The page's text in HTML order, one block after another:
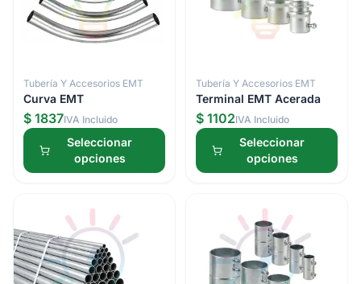
Tubería Y Accesorios EMT
Curva EMT
$ 1837IVA Incluido
Seleccionar
opciones
Tubería Y Accesorios EMT
Terminal EMT Acerada
$ 1102IVA Incluido
Seleccionar
opciones